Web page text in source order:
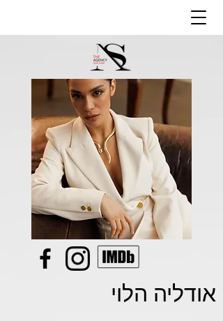
אודליה הלוי